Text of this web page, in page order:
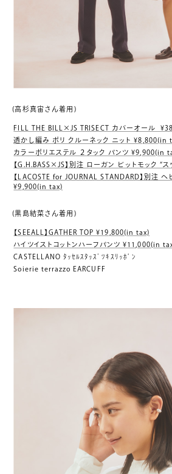
(高杉真宙さん着用)
FILL THE BILL×JS TRISECT カバーオール
透かし編み ポリ クルーネック ニット ¥8,800(in
カラーポリエステル ２タック パンツ ¥9,900(in
【G.H.BASS×JS】別注 ローガン ビットモック “
【LACOSTE for JOURNAL STANDARD】別注 ヘ
¥9,900(in tax)
(黒島結菜さん着用)
【SEEALL】GATHER TOP ¥19,800(in tax)
ハイツイストコットンハーフパンツ ¥11,000(in
CASTELLANO ﾀｯｾﾙｽﾀｯｽﾞﾂｷｽﾘｯﾎﾟﾝ
Soierie terrazzo EARCUFF